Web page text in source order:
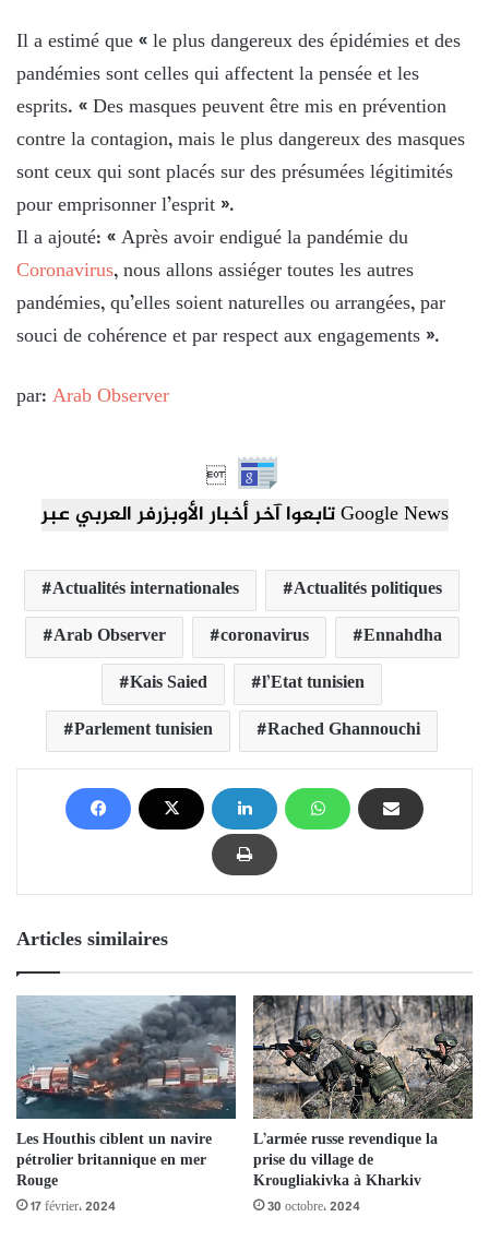
Il a estimé que « le plus dangereux des épidémies et des
pandémies sont celles qui affectent la pensée et les
esprits. « Des masques peuvent être mis en prévention
contre la contagion, mais le plus dangereux des masques
sont ceux qui sont placés sur des présumées légitimités
pour emprisonner l’esprit ».
Il a ajouté: « Après avoir endigué la pandémie du
Coronavirus, nous allons assiéger toutes les autres
pandémies, qu’elles soient naturelles ou arrangées, par
souci de cohérence et par respect aux engagements ».
par: Arab Observer

تابعوا آخر أخبار الأوبزرفر العربي عبر Google News
Actualités internationales
Actualités politiques
Arab Observer
coronavirus
Ennahdha
Kais Saied
l’Etat tunisien
Parlement tunisien
Rached Ghannouchi
Articles similaires
Les Houthis ciblent un navire
pétrolier britannique en mer
Rouge
17 février، 2024
L’armée russe revendique la
prise du village de
Krougliakivka à Kharkiv
30 octobre، 2024